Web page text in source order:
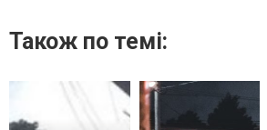
Також по темі: